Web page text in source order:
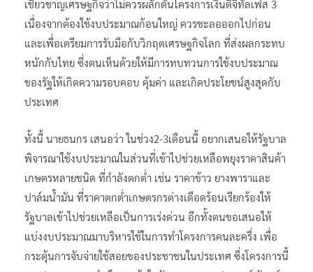
เชี่ยวชาญเศรษฐกิจว่าไม่ควรผลักดันโครงการเงินดิจิทัลเฟส 3
เนื่องจากต้องใช้งบประมาณก้อนใหญ่ ควรชะลอออกไปก่อน
และเพื่อเตรียมการรับมือกับวิกฤตเศรษฐกิจโลก ที่ส่งผลกระทบ
หนักกับไทย ซึ่งตนเห็นด้วยให้มีการทบทวนการใช้งบประมาณ
ของรัฐให้เกิดความรอบคอบ คุ้มค่า และเกิดประโยชน์สูงสุดกับ
ประเทศ
ทั้งนี้ นายธนกร เสนอว่า ในช่วง2-3เดือนนี้ อยากเสนอให้รัฐบาล
พิจารณาใช้งบประมาณในส่วนที่เข้าไปช่วยเหลือพยุงราคาสินค้า
เกษตรหลายชนิด ที่กำลังตกต่ำ เช่น ราคาข้าว ยางพาราและ
ปาล์มน้ำมัน ที่ราคาตกต่ำเกษตรกรต่างเดือดร้อนเรียกร้องให้
รัฐบาลเข้าไปช่วยเหลือเป็นการเร่งด่วน อีกทั้งตนขอเสนอให้
แบ่งงบประมาณมาบริหารใช้ในการทำโครงการคนละครึ่ง เพื่อ
กระตุ้นการจับจ่ายใช้สอยของประชาชนในประเทศ ซึ่งโครงการนี้